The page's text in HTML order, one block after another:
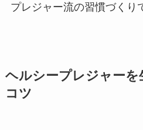
プレジャー流の習慣づくり
ヘルシープレジャーを
コツ